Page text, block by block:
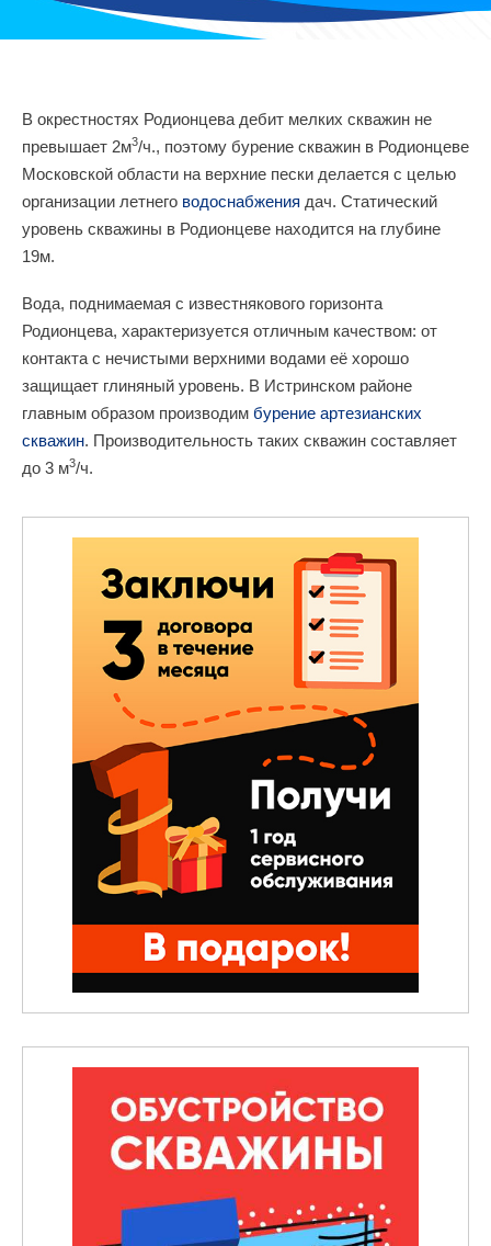
В окрестностях Родионцева дебит мелких скважин не
превышает 2м3/ч., поэтому бурение скважин в Родионцеве
Московской области на верхние пески делается с целью
организации летнего водоснабжения дач. Статический
уровень скважины в Родионцеве находится на глубине
19м.
Вода, поднимаемая с известнякового горизонта
Родионцева, характеризуется отличным качеством: от
контакта с нечистыми верхними водами её хорошо
защищает глиняный уровень. В Истринском районе
главным образом производим бурение артезианских
скважин. Производительность таких скважин составляет
до 3 м3/ч.